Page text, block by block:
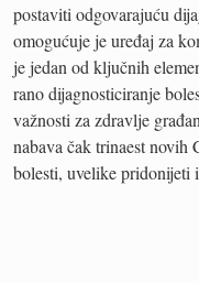
postaviti odgovarajuću
omogućuje je uređaj za
je jedan od ključnih
rano dijagnosticiranje
važnosti za zdravlje
nabava čak trinaest novih
bolesti, uvelike pridonijeti